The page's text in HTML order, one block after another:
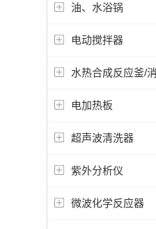
油、水浴锅
电动搅拌器
水热合成反应釜/
电加热板
超声波清洗器
紫外分析仪
微波化学反应器